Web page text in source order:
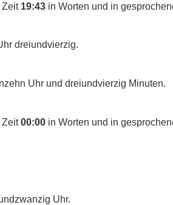
Zeit 19:43 in Worten und in
dreiundvierzig.
Uhr und dreiundvierzig Minuten.
Zeit00:00 in Worten und in
Uhr.